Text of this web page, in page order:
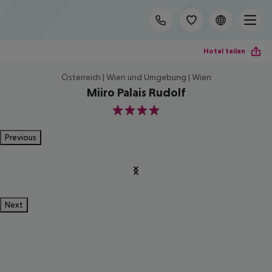
Hotel teilen
Österreich | Wien und Umgebung | Wien
Miiro Palais Rudolf
4
Previous
Next